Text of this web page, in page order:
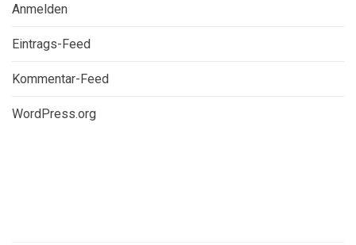
Anmelden
Eintrags-Feed
Kommentar-Feed
WordPress.org